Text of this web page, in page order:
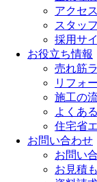
アクセ
スタッ
採用サ
お役立ち情報
売れ筋
リフォ
施工の
よくあ
住宅省
お問い合わせ
お問い
お見積